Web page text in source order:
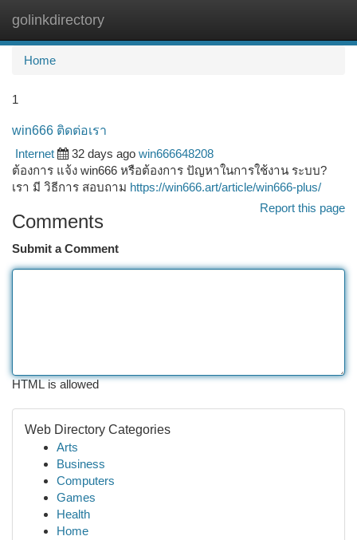
golinkdirectory
Home
1
win666 ติดต่อเรา
Internet
32 days ago win666648208
ต้องการ แจ้ง win666 หรือต้องการ ปัญหาในการใช้งาน ระบบ?
เรา มี วิธีการ สอบถาม https://win666.art/article/win666-plus/
Report this page
Comments
Submit a Comment
HTML is allowed
Web Directory Categories
Arts
Business
Computers
Games
Health
Home